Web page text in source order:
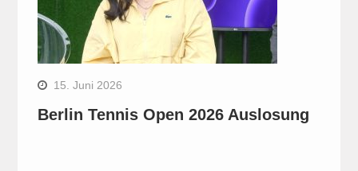
15. Juni 2026
Berlin Tennis Open 2026 Auslosung